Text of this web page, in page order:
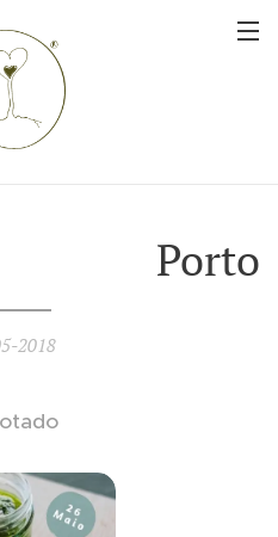
Porto
2018